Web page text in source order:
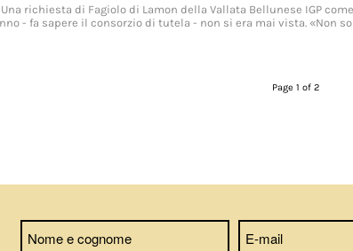
richiesta di Fagiolo di Lamon della Vallata Bellunese IGP come
- fa sapere il consorzio di tutela - non si era mai vista. «Non so
Page 1 of 2